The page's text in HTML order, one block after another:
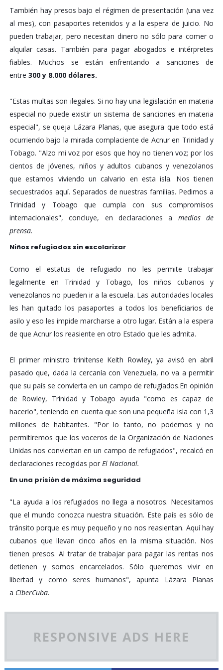
También hay presos bajo el régimen de presentación (una vez
al mes), con pasaportes retenidos y a la espera de juicio. No
pueden trabajar, pero necesitan dinero no sólo para comer o
alquilar casas. También para pagar abogados e intérpretes
fiables. Muchos se están enfrentando a sanciones de
entre 300 y 8.000 dólares.
"Estas multas son ilegales. Si no hay una legislación en materia
especial no puede existir un sistema de sanciones en materia
especial", se queja Lázara Planas, que asegura que todo está
ocurriendo bajo la mirada complaciente de Acnur en Trinidad y
Tobago. "Alzo mi voz por esos que hoy no tienen voz; por los
cientos de jóvenes, niños y adultos cubanos y venezolanos
que estamos viviendo un calvario en esta isla. Nos tienen
secuestrados aquí. Separados de nuestras familias. Pedimos a
Trinidad y Tobago que cumpla con sus compromisos
internacionales", concluye, en declaraciones a
medios de
prensa.
Niños refugiados sin escolarizar
Como el estatus de refugiado no les permite trabajar
legalmente en Trinidad y Tobago, los niños cubanos y
venezolanos no pueden ir a la escuela. Las autoridades locales
les han quitado los pasaportes a todos los beneficiarios de
asilo y eso les impide marcharse a otro lugar. Están a la espera
de que Acnur los reasiente en otro Estado que les admita.
El primer ministro trinitense Keith Rowley, ya avisó en abril
pasado que, dada la cercanía con Venezuela, no va a permitir
que su país se convierta en un campo de refugiados.En opinión
de Rowley, Trinidad y Tobago ayuda "como es capaz de
hacerlo", teniendo en cuenta que son una pequeña isla con 1,3
millones de habitantes. "Por lo tanto, no podemos y no
permitiremos que los voceros de la Organización de Naciones
Unidas nos conviertan en un campo de refugiados", recalcó en
declaraciones recogidas por El Nacional.
En una prisión de máxima seguridad
"La ayuda a los refugiados no llega a nosotros. Necesitamos
que el mundo conozca nuestra situación. Este país es sólo de
tránsito porque es muy pequeño y no nos reasientan. Aquí hay
cubanos que llevan cinco años en la misma situación. Nos
tienen presos. Al tratar de trabajar para pagar las rentas nos
detienen y somos encarcelados. Sólo queremos vivir en
libertad y como seres humanos", apunta Lázara Planas
a CiberCuba.
RESPONSIVE ADS HERE